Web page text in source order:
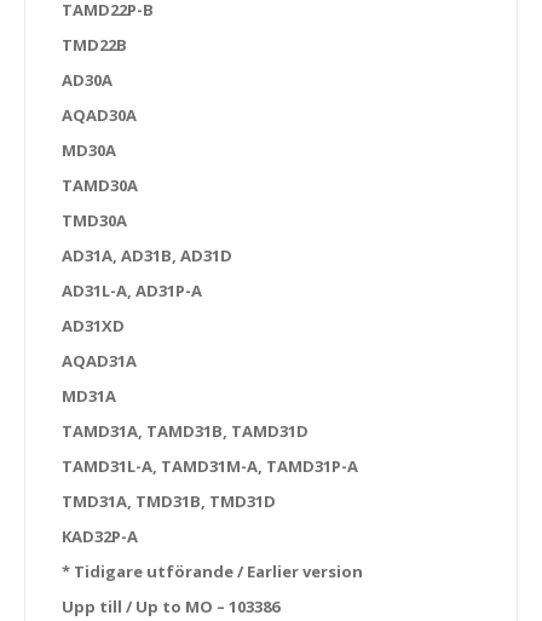
TAMD22P-B
TMD22B
AD30A
AQAD30A
MD30A
TAMD30A
TMD30A
AD31A, AD31B, AD31D
AD31L-A, AD31P-A
AD31XD
AQAD31A
MD31A
TAMD31A, TAMD31B, TAMD31D
TAMD31L-A, TAMD31M-A, TAMD31P-A
TMD31A, TMD31B, TMD31D
KAD32P-A
* Tidigare utförande / Earlier version
Upp till / Up to MO – 103386